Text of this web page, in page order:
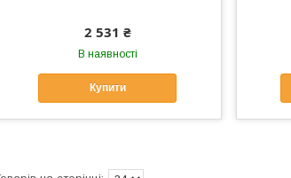
2 531 ₴
В наявності
Купити